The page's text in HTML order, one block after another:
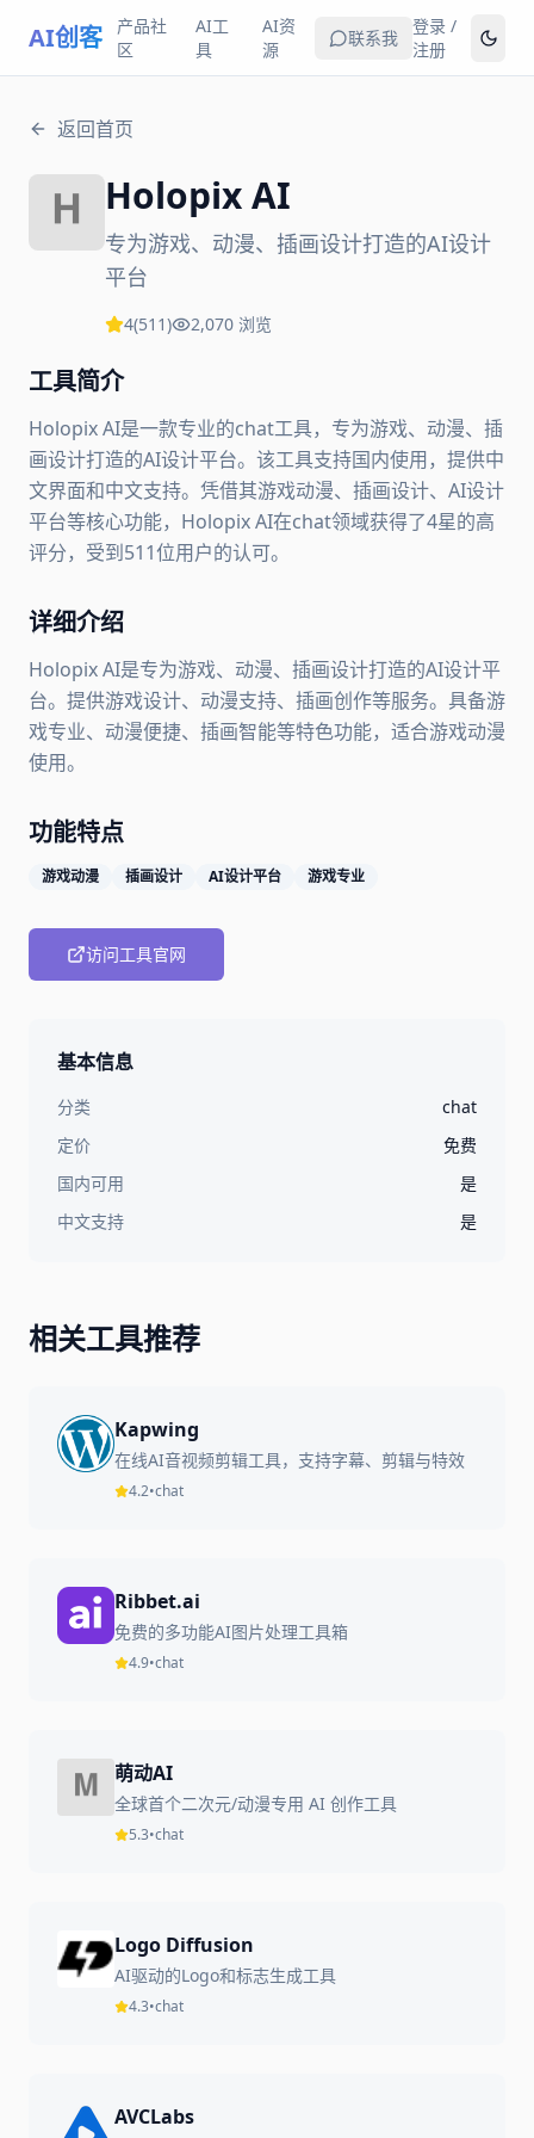
AI创客
产品社
区
AI工
具
AI资
源
联系我
登录 /
注册
返回首页
Holopix AI
专为游戏、动漫、插画设计打造的AI设计
平台
4(511) 2,070 浏览
工具简介
Holopix AI是一款专业的chat工具，专为游戏、动漫、插
画设计打造的AI设计平台。该工具支持国内使用，提供中
文界面和中文支持。凭借其游戏动漫、插画设计、AI设计
平台等核心功能，Holopix AI在chat领域获得了4星的高
评分，受到511位用户的认可。
详细介绍
Holopix AI是专为游戏、动漫、插画设计打造的AI设计平
台。提供游戏设计、动漫支持、插画创作等服务。具备游
戏专业、动漫便捷、插画智能等特色功能，适合游戏动漫
使用。
功能特点
游戏动漫 插画设计 AI设计平台 游戏专业
访问工具官网
基本信息
分类
chat
定价
免费
国内可用
是
中文支持
是
相关工具推荐
Kapwing
在线AI音视频剪辑工具，支持字幕、剪辑与特效
4.2•chat
Ribbet.ai
免费的多功能AI图片处理工具箱
4.9•chat
萌动AI
全球首个二次元/动漫专用 AI 创作工具
5.3•chat
Logo Diffusion
AI驱动的Logo和标志生成工具
4.3•chat
AVCLabs